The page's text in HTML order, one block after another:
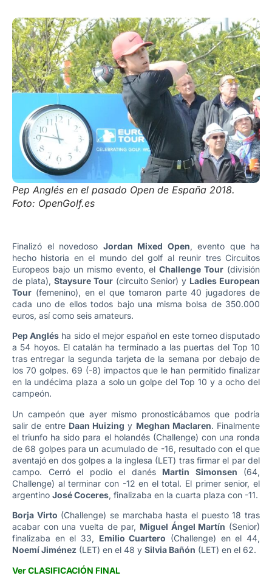
Pep Anglés en el pasado Open de España 2018.
Foto: OpenGolf.es
Finalizó el novedoso Jordan Mixed Open, evento que ha
hecho historia en el mundo del golf al reunir tres Circuitos
Europeos bajo un mismo evento, elChallenge Tour (división
de plata), Staysure Tour(circuito Senior) y Ladies European
Tour (femenino), en el que tomaron parte 40 jugadores de
cada uno de ellos todos bajo una misma bolsa de 350.000
euros, así como seis amateurs.
Pep Anglés ha sido el mejor español en este torneo disputado
a 54 hoyos. El catalán ha terminado a las puertas del Top 10
tras entregar la segunda tarjeta de la semana por debajo de
los 70 golpes. 69 (-8) impactos que le han permitido finalizar
en la undécima plaza a solo un golpe del Top 10 y a ocho del
campeón.
Un campeón que ayer mismo pronosticábamos que podría
salir de entre Daan Huizing y Meghan Maclaren. Finalmente
el triunfo ha sido para el holandés (Challenge) con una ronda
de 68 golpes para un acumulado de -16, resultado con el que
aventajó en dos golpes a la inglesa (LET) tras firmar el par del
campo. Cerró el podio el danés Martin Simonsen (64,
Challenge) al terminar con -12 en el total. El primer senior, el
argentino José Coceres, finalizaba en la cuarta plaza con -11.
Borja Virto (Challenge) se marchaba hasta el puesto 18 tras
acabar con una vuelta de par, Miguel Ángel Martín (Senior)
finalizaba en el 33, Emilio Cuartero (Challenge) en el 44,
Noemí Jiménez (LET) en el 48 y Silvia Bañón (LET) en el 62.
Ver CLASIFICACIÓN FINAL